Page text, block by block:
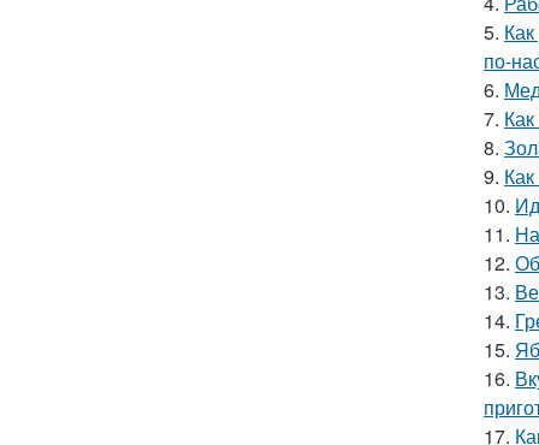
5.
по-
6.
7.
8.
9.
10.
11.
12.
13.
14.
15.
16.
17.